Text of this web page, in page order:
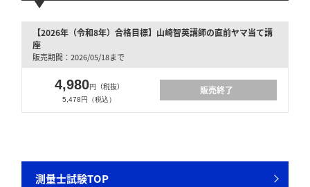
【2026年（令和8年）合格目標】山崎智英講師の直前ヤマ当て講
座
販売期間：2026/05/18まで
4,980円（税抜）
5,478円（税込）
販売終了
測量士試験TOP